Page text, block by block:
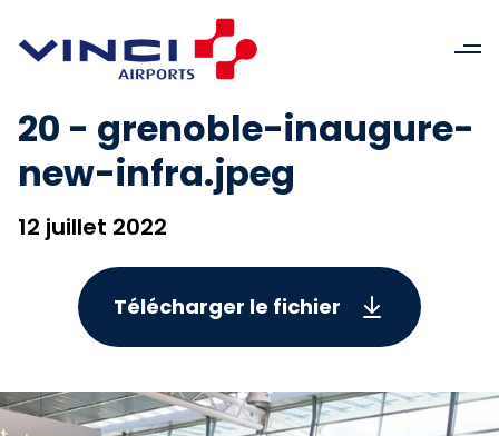
20 - grenoble-inaugure-
new-infra.jpeg
12 juillet 2022
Télécharger le fichier